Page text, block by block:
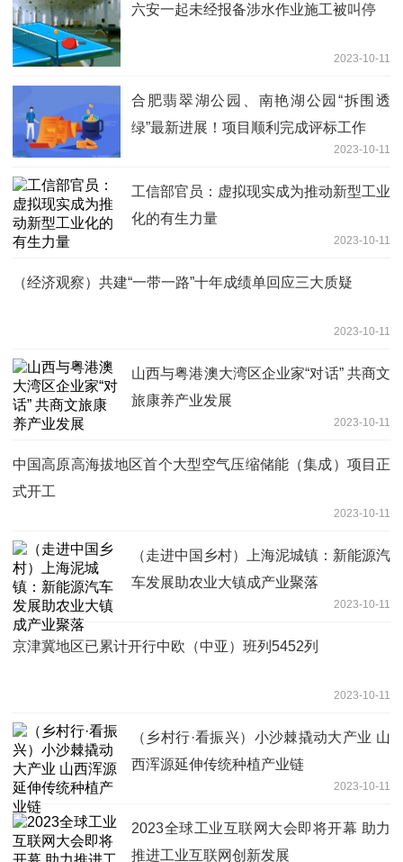
六安一起未经报备涉水作业施工被叫停
2023-10-11
合肥翡翠湖公园、南艳湖公园“拆围透
绿”最新进展！项目顺利完成评标工作
2023-10-11
工信部官员：虚拟现实成为推动新型工业
化的有生力量
2023-10-11
（经济观察）共建“一带一路”十年成绩单回应三大质疑
2023-10-11
山西与粤港澳大湾区企业家“对话” 共商文
旅康养产业发展
2023-10-11
中国高原高海拔地区首个大型空气压缩储能（集成）项目正
式开工
2023-10-11
（走进中国乡村）上海泥城镇：新能源汽
车发展助农业大镇成产业聚落
2023-10-11
京津冀地区已累计开行中欧（中亚）班列5452列
2023-10-11
（乡村行·看振兴）小沙棘撬动大产业 山
西浑源延伸传统种植产业链
2023-10-11
2023全球工业互联网大会即将开幕 助力
推进工业互联网创新发展